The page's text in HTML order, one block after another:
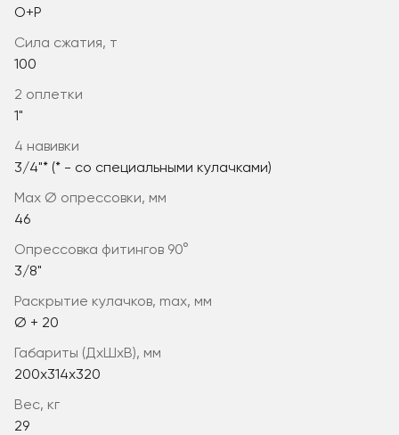
O+P
сила сжатия, т
100
2 оплетки
1"
4 навивки
3/4"* (* - со специальными кулачками)
max Ø опрессовки, мм
46
опрессовка фитингов 90°
3/8"
раскрытие кулачков, max, мм
Ø + 20
габариты (ДхШхВ), мм
200x314x320
вес, кг
29